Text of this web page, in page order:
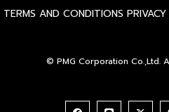
การขับเคลื่อนเศรษฐกิจมูลค่าสูงขอ
TERMS AND CONDITIONS
© PMG Corporation Co.,Ltd.